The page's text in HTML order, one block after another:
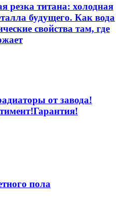
резка титана: холодная
будущего. Как вода
свойства там, где
от завода!
пола